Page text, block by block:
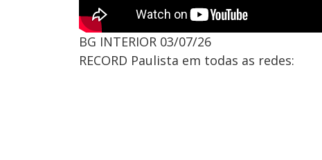
BG INTERIOR 03/07/26
RECORD Paulista em todas as redes: